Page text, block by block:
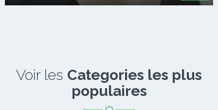
Voir les Categories les plus
populaires